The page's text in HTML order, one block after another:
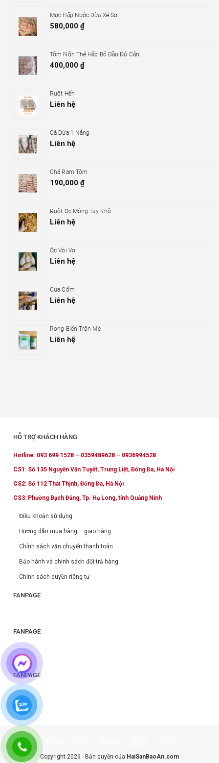
Mực Hấp Nước Dừa Xé Sợi
580,000 ₫
Tôm Nõn Thẻ Hấp Bỏ Đầu Đủ Cân
400,000 ₫
Ruột Hến
Liên hệ
Cá Dứa 1 Nắng
Liên hệ
Chả Ram Tôm
190,000 ₫
Ruột Ốc Móng Tay Khô
Liên hệ
Ốc Vòi Voi
Liên hệ
Cua Cốm
Liên hệ
Rong Biển Trộn Mè
Liên hệ
HỖ TRỢ KHÁCH HÀNG
Hotline: 093 699 1528 – 0359489628 – 0936994528
CS1: Số 135 Nguyễn Văn Tuyết, Trung Liệt, Đống Đa, Hà Nội
CS2: Số 112 Thái Thịnh, Đống Đa, Hà Nội
CS3: Phường Bạch Đằng, Tp. Hạ Long, tỉnh Quảng Ninh
Điều khoản sử dụng
Hướng dẫn mua hàng – giao hàng
Chính sách vận chuyển thanh toán
Bảo hành và chính sách đổi trả hàng
Chính sách quyền riêng tư
FANPAGE
FANPAGE
FANPAGE
Copyright 2026 - Bản quyền của HaiSanBaoAn.com